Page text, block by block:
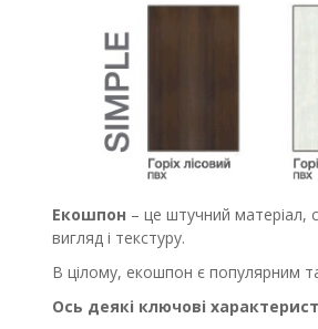
Екошпон – це штучний матеріал,
вигляд і текстуру.
В цілому, екошпон є популярним та
Ось деякі ключові